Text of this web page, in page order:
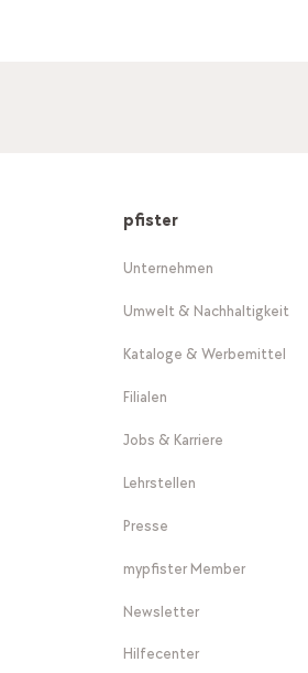
pfister
Unternehmen
Umwelt & Nachhaltigkeit
Kataloge & Werbemittel
Filialen
Jobs & Karriere
Lehrstellen
Presse
mypfister Member
Newsletter
Hilfecenter